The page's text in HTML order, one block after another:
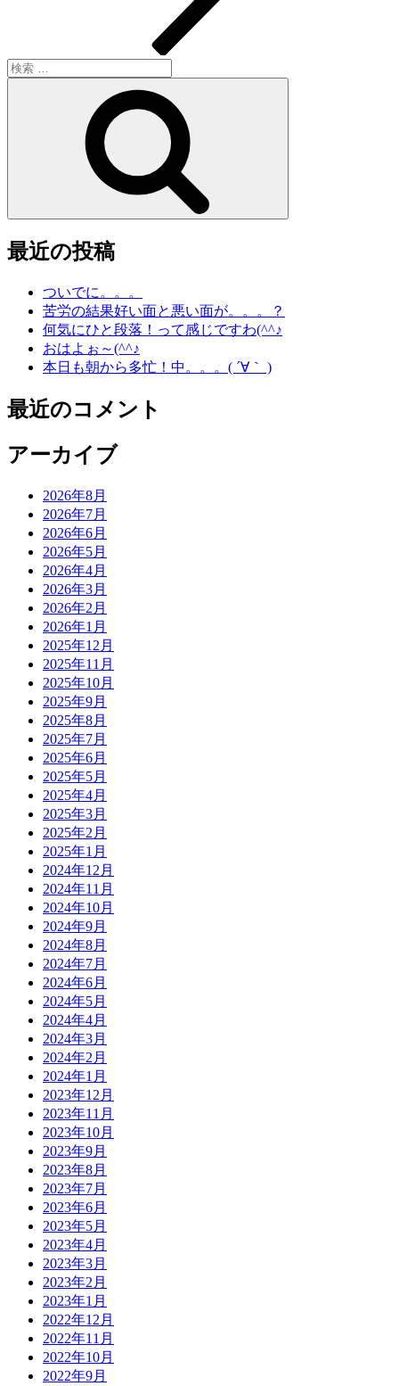
検
索:
最近の投稿
ついでに。。。
苦労の結果好い面と悪い面が。。。？
何気にひと段落！って感じですわ(^^♪
おはよぉ～(^^♪
本日も朝から多忙！中。。。( ´∀｀ )
最近のコメント
アーカイブ
2026年8月
2026年7月
2026年6月
2026年5月
2026年4月
2026年3月
2026年2月
2026年1月
2025年12月
2025年11月
2025年10月
2025年9月
2025年8月
2025年7月
2025年6月
2025年5月
2025年4月
2025年3月
2025年2月
2025年1月
2024年12月
2024年11月
2024年10月
2024年9月
2024年8月
2024年7月
2024年6月
2024年5月
2024年4月
2024年3月
2024年2月
2024年1月
2023年12月
2023年11月
2023年10月
2023年9月
2023年8月
2023年7月
2023年6月
2023年5月
2023年4月
2023年3月
2023年2月
2023年1月
2022年12月
2022年11月
2022年10月
2022年9月